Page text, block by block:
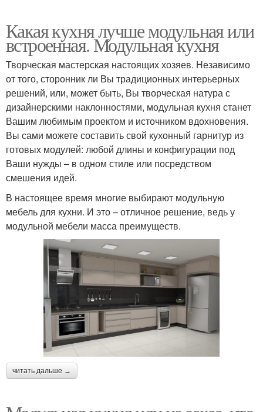
Какая кухня лучше модульная или
встроенная. Модульная кухня
Творческая мастерская настоящих хозяев. Независимо
от того, сторонник ли Вы традиционных интерьерных
решений, или, может быть, Вы творческая натура с
дизайнерскими наклонностями, модульная кухня станет
Вашим любимым проектом и источником вдохновения.
Вы сами можете составить свой кухонный гарнитур из
готовых модулей: любой длины и конфигурации под
Ваши нужды – в одном стиле или посредством
смешения идей.
В настоящее время многие выбирают модульную
мебель для кухни. И это – отличное решение, ведь у
модульной мебели масса преимуществ.
читать дальше →